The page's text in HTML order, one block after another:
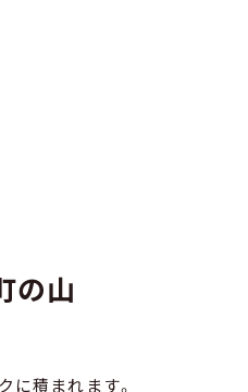
の山
に積まれます。